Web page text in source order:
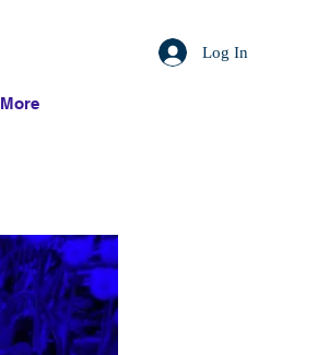
More
Log In